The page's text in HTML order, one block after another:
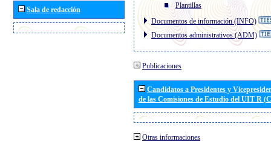
Sala de redacción
Plantillas
Documentos de información (INFO)
Documentos administrativos (ADM)
Publicaciones
Candidatos a Presidentes y
de las Comisiones de Estudio del UIT R
Otras informaciones